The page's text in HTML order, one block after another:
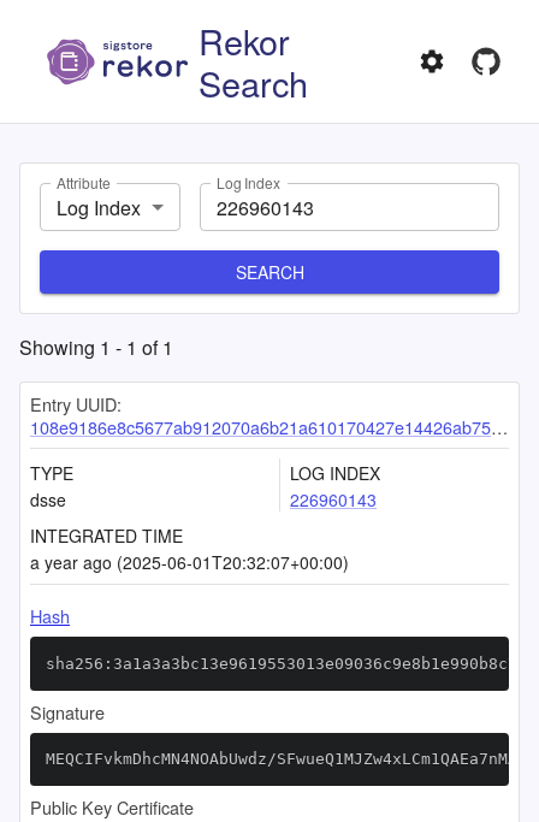
Rekor
Search
Attribute
Log Index
Log Index
SEARCH
Showing 1 - 1 of1
Entry UUID:
108e9186e8c5677ab912070a6b21a610170427e14426ab75da2abdebca5dcff30485be82f3cade4d
TYPE
dsse
LOG INDEX
226960143
INTEGRATED TIME
a year ago (2025-06-01T20:32:07+00:00)
Hash
Signature
MEQCIFvkmDhcMN4NOAbUwdz/
Public Key Certificate